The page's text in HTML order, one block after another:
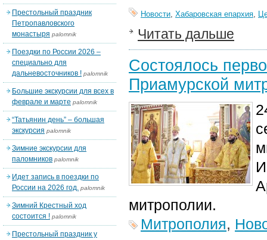
Новости, Хабаровская епархия,
Читать дальше
Состоялось
Приамурской
митрополии.
Митрополия,
Престольный праздник
Петропавловского
монастыря palomnik
Поездки по России 2026 –
специально для
дальневосточников ! palomnik
Большие экскурсии для всех в
феврале и марте palomnik
“Татьянин день” – большая
экскурсия palomnik
Зимние экскурсии для
паломников palomnik
Идет запись в поездки по
России на 2026 год. palomnik
Зимний Крестный ход
состоится ! palomnik
Престольный праздник у